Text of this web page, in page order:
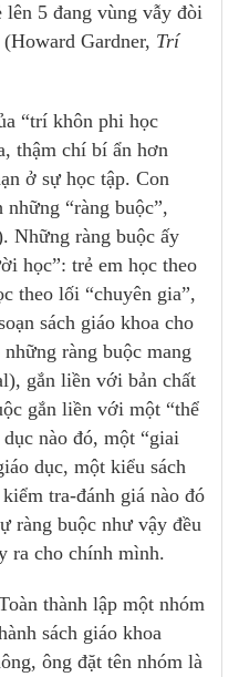
lên 5 đang vùng vẫy đòi
Gardner, Trí
“trí khôn phi học
thậm chí bí ẩn hơn
ở sự học tập. Con
“ràng buộc”,
Những ràng buộc ấy
học”: trẻ em học theo
theo lối “chuyên gia”,
sách giáo khoa cho
ràng buộc mang
gắn liền với bản chất
gắn liền với một “thể
nào đó, một “giai
dục, một kiểu sách
tra-đánh giá nào đó
ràng buộc như vậy đều
ra cho chính mình.
thành lập một nhóm
sách giáo khoa
ông đặt tên nhóm là